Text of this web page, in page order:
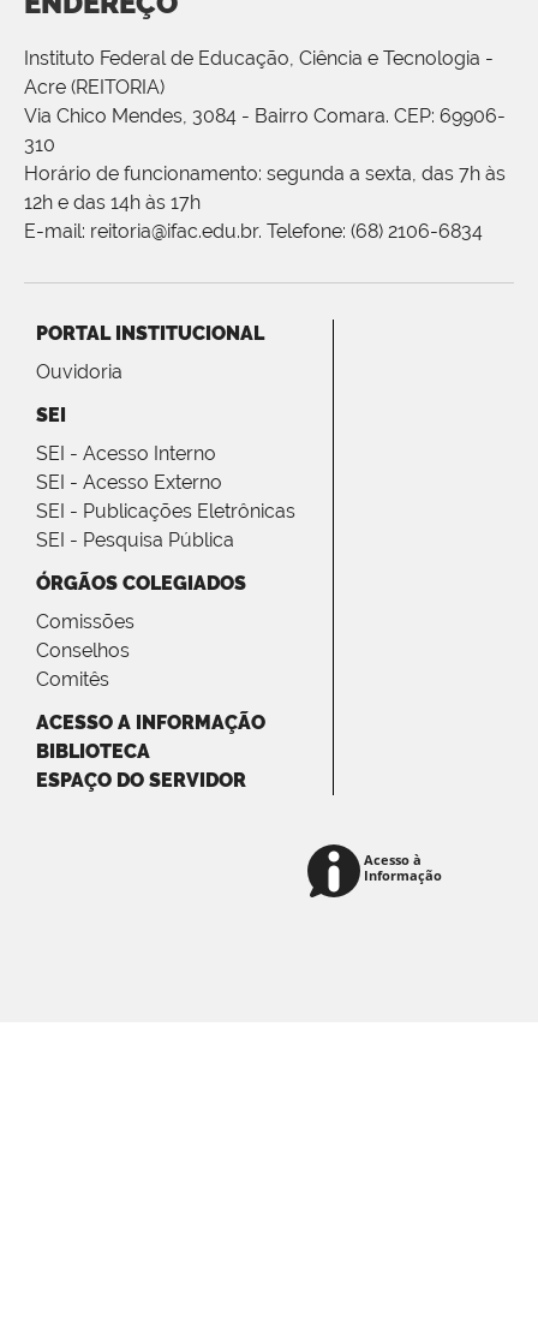
Instituto Federal de Educação, Ciência e Tecnologia -
Acre (REITORIA)
Via Chico Mendes, 3084 - Bairro Comara. CEP: 69906-
310
Horário de funcionamento: segunda a sexta, das 7h às
12h e das 14h às 17h
E-mail: reitoria@ifac.edu.br. Telefone: (68) 2106-6834
PORTAL INSTITUCIONAL
Ouvidoria
SEI
SEI - Acesso Interno
SEI - Acesso Externo
SEI - Publicações Eletrônicas
SEI - Pesquisa Pública
ÓRGÃOS COLEGIADOS
Comissões
Conselhos
Comitês
ACESSO A INFORMAÇÃO
BIBLIOTECA
ESPAÇO DO SERVIDOR